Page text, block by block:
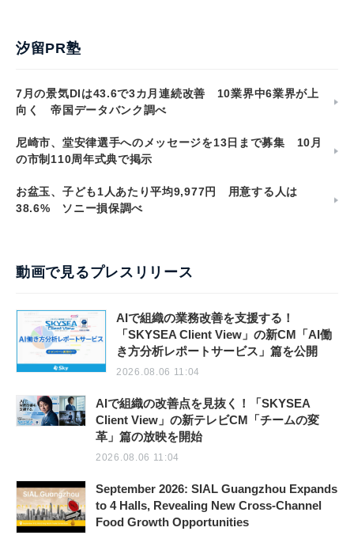
汐留PR塾
7月の景気DIは43.6で3カ月連続改善 10業界中6業界が上
向く 帝国データバンク調べ
尼崎市、堂安律選手へのメッセージを13日まで募集 10月
の市制110周年式典で掲示
お盆玉、子ども1人あたり平均9,977円 用意する人は
38.6% ソニー損保調べ
動画で見るプレスリリース
AIで組織の業務改善を支援する！
「SKYSEA Client View」の新CM「AI働
き方分析レポートサービス」篇を公開
2026.08.06 11:04
AIで組織の改善点を見抜く！「SKYSEA
Client View」の新テレビCM「チームの変
革」篇の放映を開始
2026.08.06 11:04
September 2026: SIAL Guangzhou Expands
to 4 Halls, Revealing New Cross-Channel
Food Growth Opportunities